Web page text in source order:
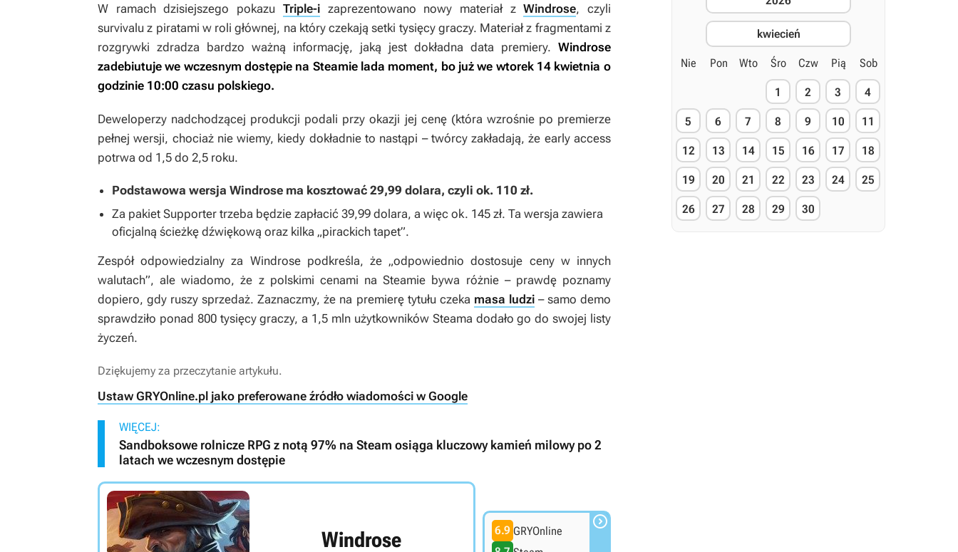
W ramach dzisiejszego pokazu Triple-izaprezentowano nowy materiał zWindrose, czyli
survivalu z piratami w roli głównej, na który czekają setki tysięcy graczy. Materiał z fragmentami z
rozgrywki zdradza bardzo ważną informację, jaką jest dokładna data premiery. Windrose
zadebiutuje we wczesnym dostępie na Steamie lada moment, bo już we wtorek 14 kwietnia o
godzinie 10:00 czasu polskiego.
Deweloperzy nadchodzącej produkcji podali przy okazji jej cenę (która wzrośnie po premierze
pełnej wersji, chociaż nie wiemy, kiedy dokładnie to nastąpi – twórcy zakładają, że early access
potrwa od 1,5 do 2,5 roku.
Podstawowa wersja Windrose ma kosztować 29,99 dolara, czyli ok. 110 zł.
Za pakiet Supporter trzeba będzie zapłacić 39,99 dolara, a więc ok. 145 zł. Ta wersja zawiera
oficjalną ścieżkę dźwiękową oraz kilka „pirackich tapet”.
Zespół odpowiedzialny za Windrosepodkreśla, że „odpowiednio dostosuje ceny w innych
walutach”, ale wiadomo, że z polskimi cenami na Steamie bywa różnie – prawdę poznamy
dopiero, gdy ruszy sprzedaż. Zaznaczmy, że na premierę tytułu czeka masa ludzi– samo demo
sprawdziło ponad 800 tysięcy graczy, a 1,5 mln użytkowników Steama dodało go do swojej listy
życzeń.
Dziękujemy za przeczytanie artykułu.
Ustaw GRYOnline.pl jako preferowane źródło wiadomości w Google
WIĘCEJ:
Sandboksowe rolnicze RPG z notą 97% na Steam osiąga kluczowy kamień milowy po 2
latach we wczesnym dostępie
Windrose 6.9 GRYOnline

kwiecień
Nie Pon Wto Śro Czw Pią Sob
1 2 3 4
5 6 7 8 9 10 11
12 13 14 15 16 17 18
19 20 21 22 23 24 25
26 27 28 29 30